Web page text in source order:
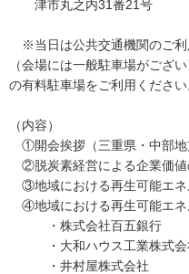
津市丸之内31番21号
※当日は公共交通機関のご利
（会場には一般駐車場がござ
の有料駐車場をご利用ください
（内容）
①開会挨拶（三重県・中部地
②脱炭素経営による企業価値
③地域における再生可能エネ
④地域における再生可能エネ
・株式会社百五銀行
・大和ハウス工業株式会
・井村屋株式会社